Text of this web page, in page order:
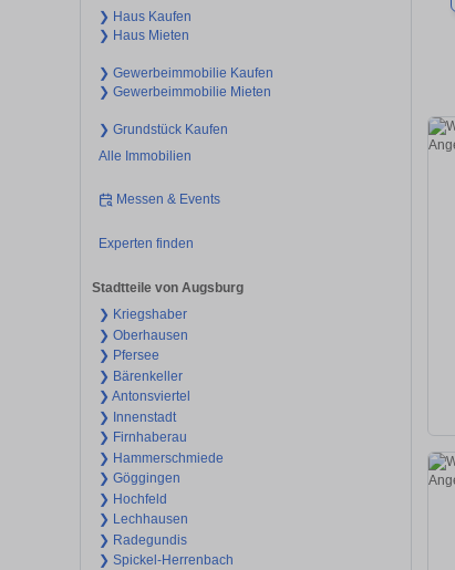
❯ Haus Kaufen
❯ Haus Mieten
❯ Gewerbeimmobilie Kaufen
❯ Gewerbeimmobilie Mieten
❯ Grundstück Kaufen
Alle Immobilien
Messen & Events
Experten finden
Stadtteile von Augsburg
❯ Kriegshaber
❯ Oberhausen
❯ Pfersee
❯ Bärenkeller
❯ Antonsviertel
❯ Innenstadt
❯ Firnhaberau
❯ Hammerschmiede
❯ Göggingen
❯ Hochfeld
❯ Lechhausen
❯ Radegundis
❯ Spickel-Herrenbach